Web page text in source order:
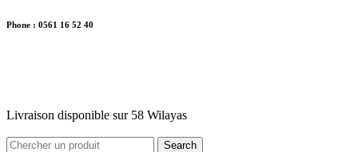
Phone : 0561 16 52 40
Livraison disponible sur 58 Wilayas
Search